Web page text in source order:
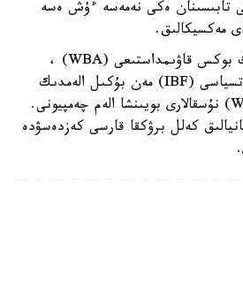
تابىسىنان ەكى نەمەسە ءۇش ەسە
مەكسيكالىق.
گولوۆكين بۇكىل الەمدىك بوكس قاۋىمداستىعى (WBA) ،
حالىقارالىق بوكس فەدەراتسياسى (IBF) مەن بۇكىل الەمدىك
بوكس كەڭەسىنىڭ (WBC) نۇسقالارى بويىنشا الەم چەمپيونى.
كەلل برۋكقا قارسى كەزدەسۋدە